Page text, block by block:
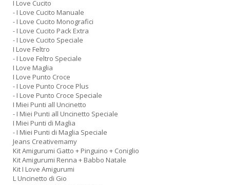
I Love Cucito
- I Love Cucito Manuale
- I Love Cucito Monografici
- I Love Cucito Pack Extra
- I Love Cucito Speciale
I Love Feltro
- I Love Feltro Speciale
I Love Maglia
I Love Punto Croce
- I Love Punto Croce Plus
- I Love Punto Croce Speciale
I Miei Punti all Uncinetto
- I Miei Punti all Uncinetto Speciale
I Miei Punti di Maglia
- I Miei Punti di Maglia Speciale
Jeans Creativemamy
Kit Amigurumi Gatto + Pinguino + Coniglio
Kit Amigurumi Renna + Babbo Natale
Kit I Love Amigurumi
L Uncinetto di Gio